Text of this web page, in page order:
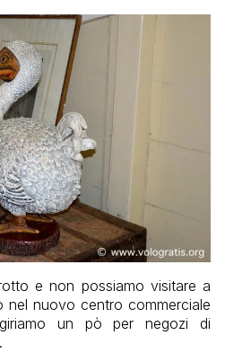
e non possiamo visitare a
nel nuovo centro commerciale
un pò per negozi di